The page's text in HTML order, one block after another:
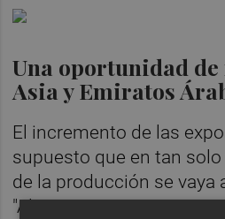
Una oportunidad de
Asia y Emiratos
El incremento de las
supuesto que en tan
de la producción se vaya
"Al principio nos